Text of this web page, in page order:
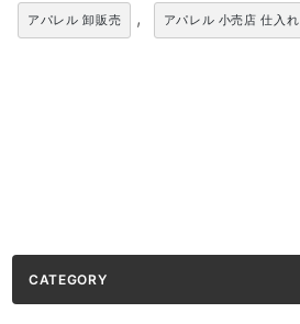
アパレル 卸販売 , アパレル 小売店 仕入れ
CATEGORY